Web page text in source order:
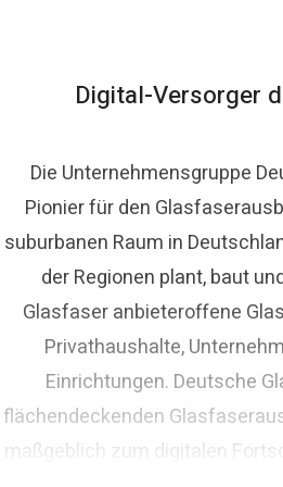
Digital-Versorger
Die Unternehmensgruppe
Pionier für den
suburbanen Raum in
der Regionen plant, baut
Glasfaser anbieteroffene
Privathaushalte,
Einrichtungen. Deutsche
flächendeckenden
maßgeblich zum digitalen